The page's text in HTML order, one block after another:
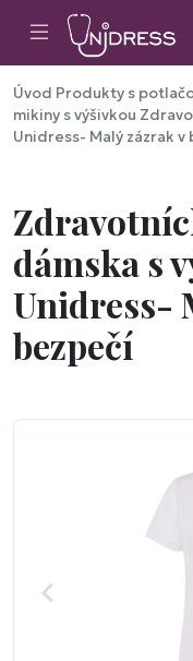
Úvod Produkty s
mikiny s výšivkou
Unidress- Malý zázrak v
dámska s
Unidress-
bezpečí